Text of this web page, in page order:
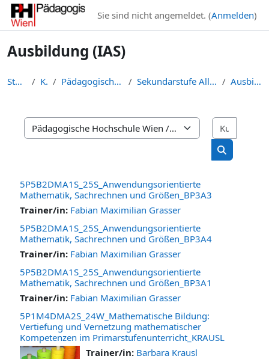
Zum Hauptinhalt
Sie sind nicht angemeldet. (Anmelden)
Ausbildung (IAS)
Startseite Kurse Pädagogische Hochschule Wien Sekundarstufe Allgemeinbildung (I:SAB) Ausbildung (IAS)
Kursbereiche
Kurse
5P5B2DMA1S_25S_Anwendungsorientierte
Mathematik, Sachrechnen und Größen_BP3A3
Trainer/in: Fabian Maximilian Grasser
5P5B2DMA1S_25S_Anwendungsorientierte
Mathematik, Sachrechnen und Größen_BP3A4
Trainer/in: Fabian Maximilian Grasser
5P5B2DMA1S_25S_Anwendungsorientierte
Mathematik, Sachrechnen und Größen_BP3A1
Trainer/in: Fabian Maximilian Grasser
5P1M4DMA2S_24W_Mathematische Bildung:
Vertiefung und Vernetzung mathematischer
Kompetenzen im Primarstufenunterricht_KRAUSL
Trainer/in: Barbara Krausl